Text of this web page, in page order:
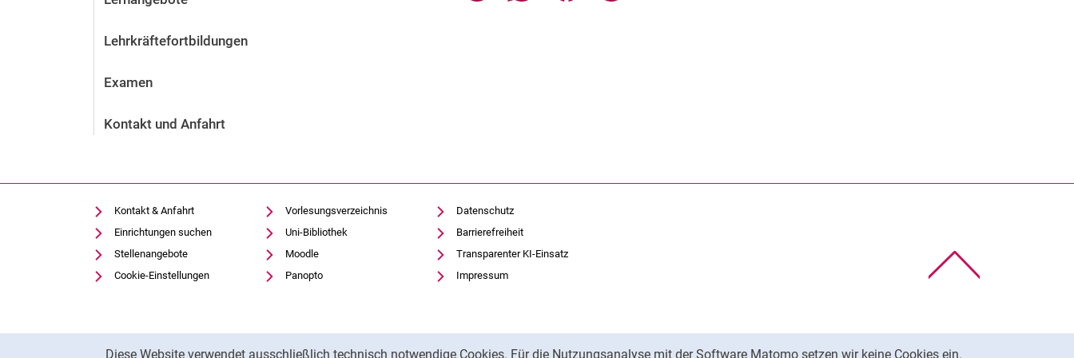
Diese Website verwendet ausschließlich technisch notwendige Cookies. Für die Nutzungsanalyse mit der Software Matomo setzen wir keine Cookies ein.
Lehrkräftefortbildungen
Examen
Kontakt und Anfahrt
Kontakt & Anfahrt
Einrichtungen suchen
Stellenangebote
Cookie-Einstellungen
Vorlesungsverzeichnis
Uni-Bibliothek
Moodle
Panopto
Datenschutz
Barrierefreiheit
Transparenter KI-Einsatz
Impressum